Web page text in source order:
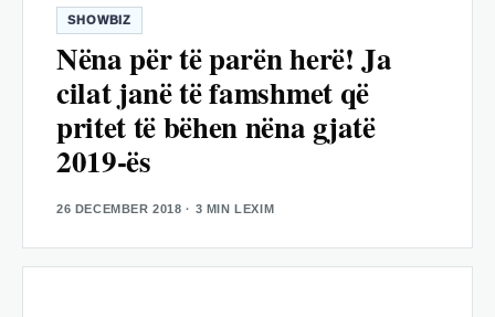
SHOWBIZ
Nëna për të parën herë! Ja
cilat janë të famshmet që
pritet të bëhen nëna gjatë
2019-ës
26 DECEMBER 2018 · 3 MIN LEXIM